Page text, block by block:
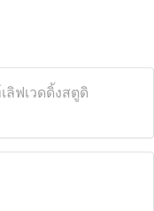
ลิฟเวดดิ้งสตูดิ